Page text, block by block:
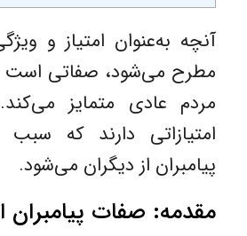
آنچه به‌عنوان امتیاز و
مطرح می‌شود، صفاتی است
مردم عادی متمایز می‌کند.
امتیازاتی دارند که
پیامبران از دیگران می‌شود.
مقدمه: صفات پیامبران